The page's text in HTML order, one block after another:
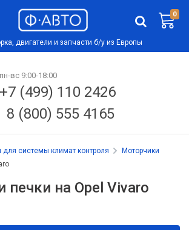
0
двигатели и запчасти б/у из Европы
пн-вс 9:00-18:00
+7 (499) 110 2426
8 (800) 555 4165
для системы климат контроля
Моторчики
печки на Opel Vivaro